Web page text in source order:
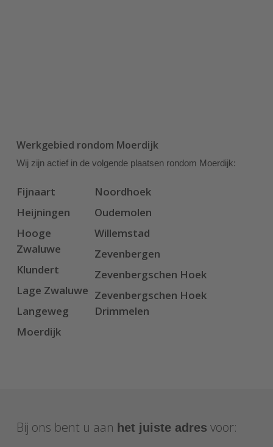
Werkgebied rondom Moerdijk
Wij zijn actief in de volgende plaatsen rondom Moerdijk:
Fijnaart
Heijningen
Hooge
Zwaluwe
Klundert
Lage Zwaluwe
Langeweg
Moerdijk
Noordhoek
Oudemolen
Willemstad
Zevenbergen
Zevenbergschen Hoek
Zevenbergschen Hoek
Drimmelen
Bij ons bent u aan het juiste adres voor: